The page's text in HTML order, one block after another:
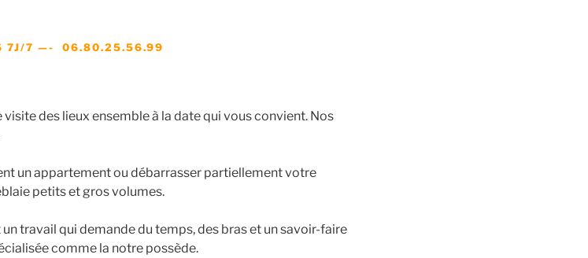
7J/7 —- 06.80.25.56.99
des lieux ensemble à la date qui vous convient. Nos
un appartement ou débarrasser partiellement votre
petits et gros volumes.
travail qui demande du temps, des bras et un savoir-faire
comme la notre possède.